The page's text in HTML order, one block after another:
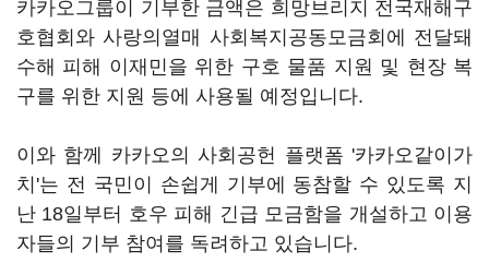
카카오그룹이 기부한 금액은 희망브리지 전국재해구
호협회와 사랑의열매 사회복지공동모금회에 전달돼
수해 피해 이재민을 위한 구호 물품 지원 및 현장 복
구를 위한 지원 등에 사용될 예정입니다.
이와 함께 카카오의 사회공헌 플랫폼 '카카오같이가
치'는 전 국민이 손쉽게 기부에 동참할 수 있도록 지
난 18일부터 호우 피해 긴급 모금함을 개설하고 이용
자들의 기부 참여를 독려하고 있습니다.